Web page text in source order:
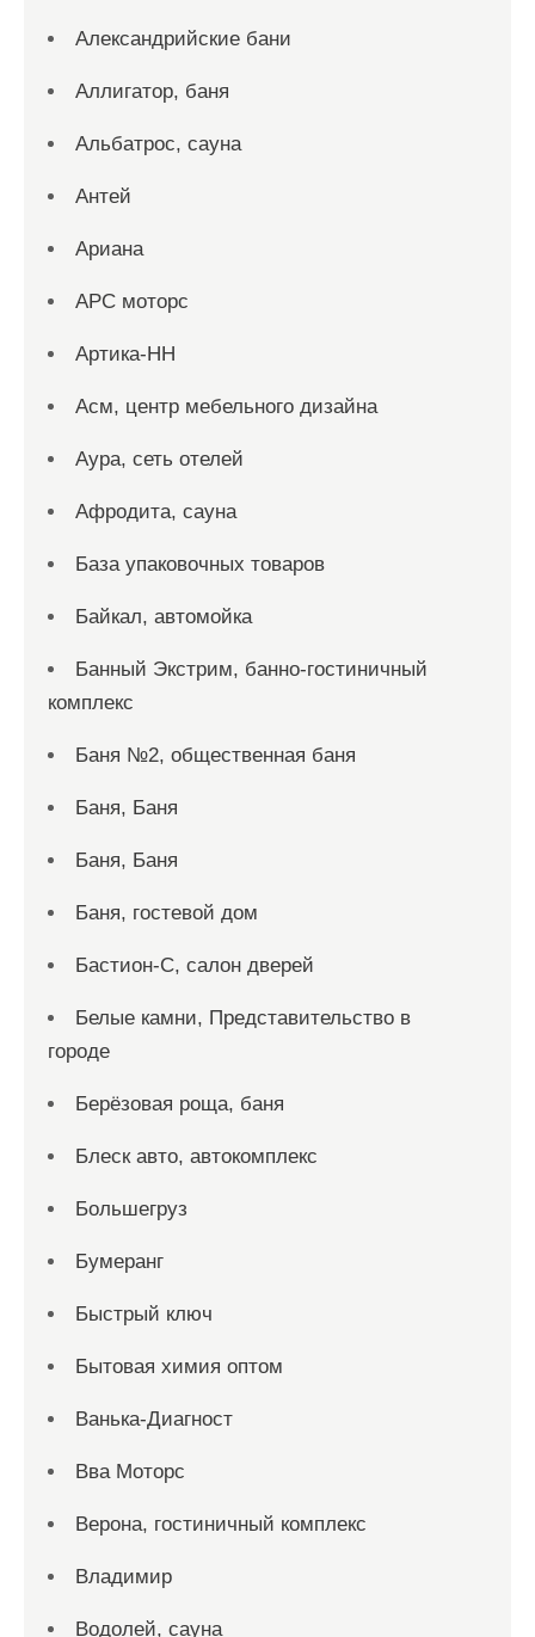
Александрийские бани
Аллигатор, баня
Альбатрос, сауна
Антей
Ариана
АРС моторс
Артика-НН
Асм, центр мебельного дизайна
Аура, сеть отелей
Афродита, сауна
База упаковочных товаров
Байкал, автомойка
Банный Экстрим, банно-гостиничный
комплекс
Баня №2, общественная баня
Баня, Баня
Баня, Баня
Баня, гостевой дом
Бастион-С, салон дверей
Белые камни, Представительство в
городе
Берёзовая роща, баня
Блеск авто, автокомплекс
Большегруз
Бумеранг
Быстрый ключ
Бытовая химия оптом
Ванька-Диагност
Вва Моторс
Верона, гостиничный комплекс
Владимир
Водолей, сауна